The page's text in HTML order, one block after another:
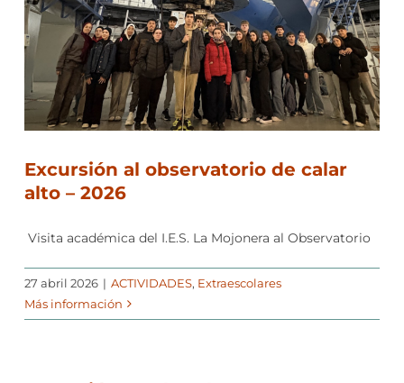
Excursión al observatorio de calar
alto – 2026
️ Visita académica del I.E.S. La Mojonera al Observatorio
27 abril 2026 | ACTIVIDADES, Extraescolares
Más información